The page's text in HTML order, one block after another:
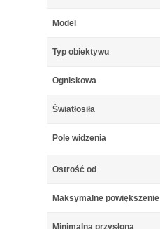
Model
Typ obiektywu
Ogniskowa
Światłosiła
Pole widzenia
Ostrość od
Maksymalne powiększenie
Minimalna przysłona